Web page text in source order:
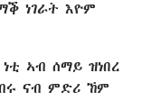
ነገራት እዮም
ኣብ ሰማይ ዝነበረ
ናብ ምድሪ ኸም